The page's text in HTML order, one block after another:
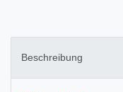
Beschreibung